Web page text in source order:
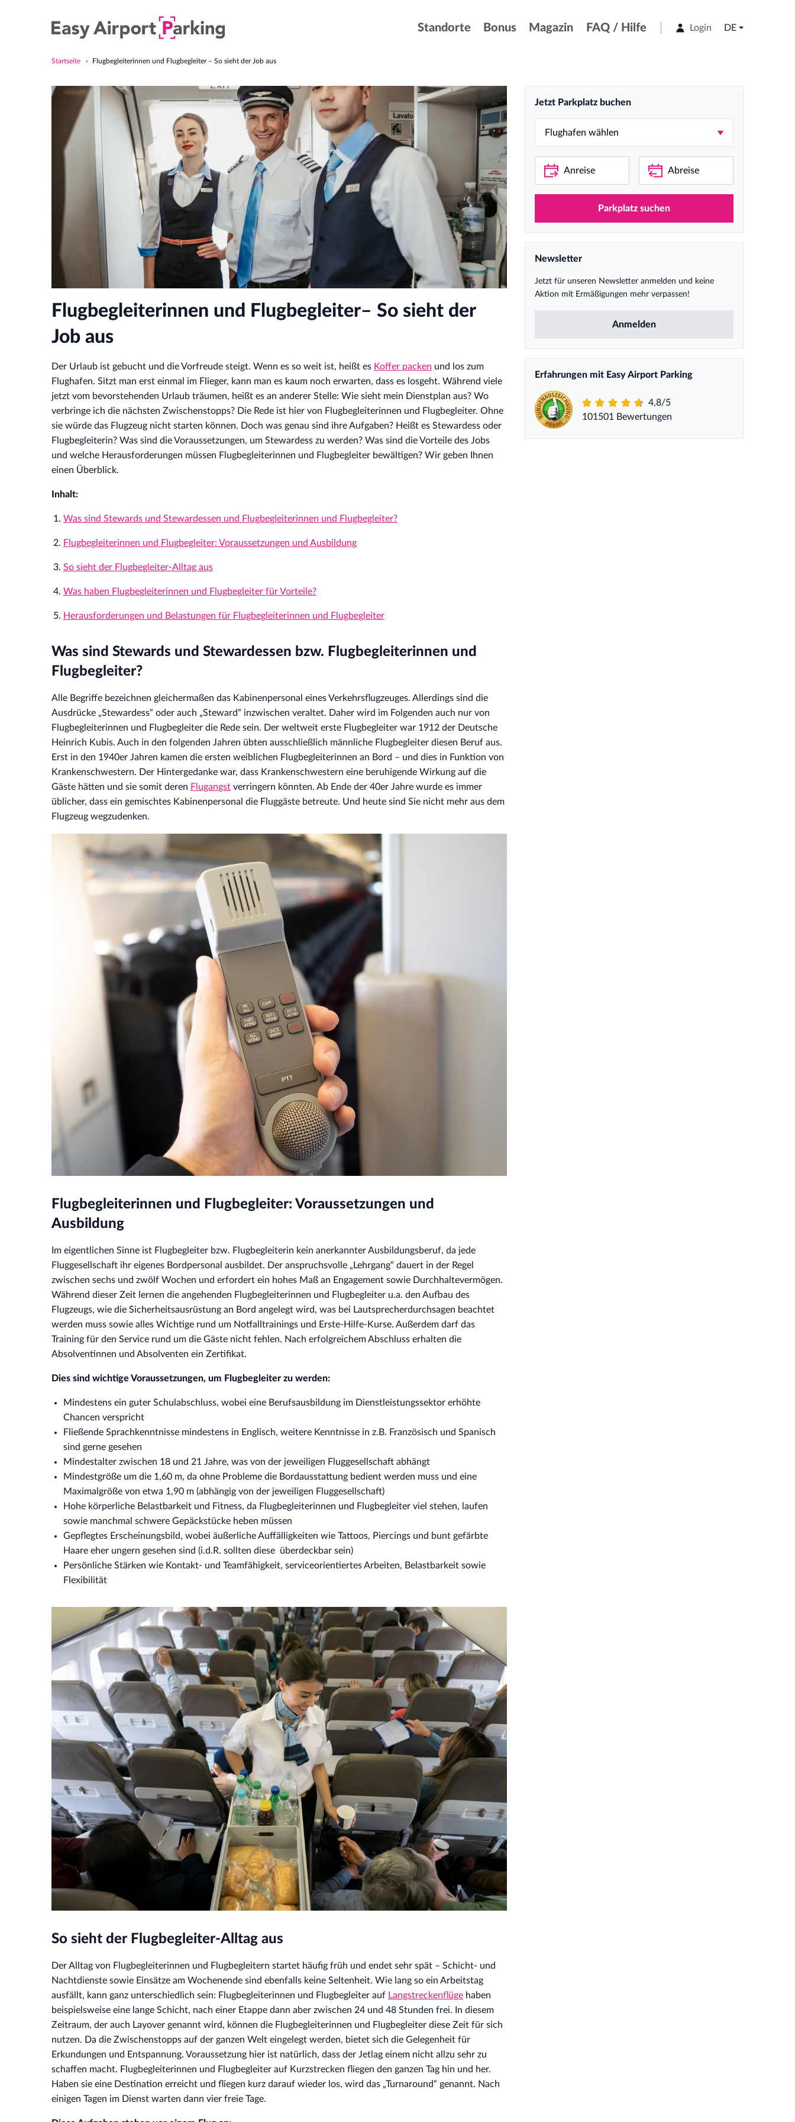
Standorte Bonus Magazin FAQ / Hilfe Login DE
Startseite Flugbegleiterinnen und Flugbegleiter – So sieht der Job aus
Flugbegleiterinnen und Flugbegleiter– So sieht der
Job aus
Der Urlaub ist gebucht und die Vorfreude steigt. Wenn es so weit ist, heißt es Koffer packen und los zum
Flughafen. Sitzt man erst einmal im Flieger, kann man es kaum noch erwarten, dass es losgeht. Während viele
jetzt vom bevorstehenden Urlaub träumen, heißt es an anderer Stelle: Wie sieht mein Dienstplan aus? Wo
verbringe ich die nächsten Zwischenstopps? Die Rede ist hier von Flugbegleiterinnen und Flugbegleiter. Ohne
sie würde das Flugzeug nicht starten können. Doch was genau sind ihre Aufgaben? Heißt es Stewardess oder
Flugbegleiterin? Was sind die Voraussetzungen, um Stewardess zu werden? Was sind die Vorteile des Jobs
und welche Herausforderungen müssen Flugbegleiterinnen und Flugbegleiter bewältigen? Wir geben Ihnen
einen Überblick.
Inhalt:
Was sind Stewards und Stewardessen und Flugbegleiterinnen und Flugbegleiter?
Flugbegleiterinnen und Flugbegleiter: Voraussetzungen und Ausbildung
So sieht der Flugbegleiter-Alltag aus
Was haben Flugbegleiterinnen und Flugbegleiter für Vorteile?
Herausforderungen und Belastungen für Flugbegleiterinnen und Flugbegleiter
Was sind Stewards und Stewardessen bzw. Flugbegleiterinnen und
Flugbegleiter?
Alle Begriffe bezeichnen gleichermaßen das Kabinenpersonal eines Verkehrsflugzeuges. Allerdings sind die
Ausdrücke „Stewardess“ oder auch „Steward“ inzwischen veraltet. Daher wird im Folgenden auch nur von
Flugbegleiterinnen und Flugbegleiter die Rede sein. Der weltweit erste Flugbegleiter war 1912 der Deutsche
Heinrich Kubis. Auch in den folgenden Jahren übten ausschließlich männliche Flugbegleiter diesen Beruf aus.
Erst in den 1940er Jahren kamen die ersten weiblichen Flugbegleiterinnen an Bord – und dies in Funktion von
Krankenschwestern. Der Hintergedanke war, dass Krankenschwestern eine beruhigende Wirkung auf die
Gäste hätten und sie somit deren Flugangst verringern könnten. Ab Ende der 40er Jahre wurde es immer
üblicher, dass ein gemischtes Kabinenpersonal die Fluggäste betreute. Und heute sind Sie nicht mehr aus dem
Flugzeug wegzudenken.
Flugbegleiterinnen und Flugbegleiter: Voraussetzungen und
Ausbildung
Im eigentlichen Sinne ist Flugbegleiter bzw. Flugbegleiterin kein anerkannter Ausbildungsberuf, da jede
Fluggesellschaft ihr eigenes Bordpersonal ausbildet. Der anspruchsvolle „Lehrgang“ dauert in der Regel
zwischen sechs und zwölf Wochen und erfordert ein hohes Maß an Engagement sowie Durchhaltevermögen.
Während dieser Zeit lernen die angehenden Flugbegleiterinnen und Flugbegleiter u.a. den Aufbau des
Flugzeugs, wie die Sicherheitsausrüstung an Bord angelegt wird, was bei Lautsprecherdurchsagen beachtet
werden muss sowie alles Wichtige rund um Notfalltrainings und Erste-Hilfe-Kurse. Außerdem darf das
Training für den Service rund um die Gäste nicht fehlen. Nach erfolgreichem Abschluss erhalten die
Absolventinnen und Absolventen ein Zertifikat.
Dies sind wichtige Voraussetzungen, um Flugbegleiter zu werden:
Mindestens ein guter Schulabschluss, wobei eine Berufsausbildung im Dienstleistungssektor erhöhte
Chancen verspricht
Fließende Sprachkenntnisse mindestens in Englisch, weitere Kenntnisse in z.B. Französisch und Spanisch
sind gerne gesehen
Mindestalter zwischen 18 und 21 Jahre, was von der jeweiligen Fluggesellschaft abhängt
Mindestgröße um die 1,60 m, da ohne Probleme die Bordausstattung bedient werden muss und eine
Maximalgröße von etwa 1,90 m (abhängig von der jeweiligen Fluggesellschaft)
Hohe körperliche Belastbarkeit und Fitness, da Flugbegleiterinnen und Flugbegleiter viel stehen, laufen
sowie manchmal schwere Gepäckstücke heben müssen
Gepflegtes Erscheinungsbild, wobei äußerliche Auffälligkeiten wie Tattoos, Piercings und bunt gefärbte
Haare eher ungern gesehen sind (i.d.R. sollten diese überdeckbar sein)
Persönliche Stärken wie Kontakt- und Teamfähigkeit, serviceorientiertes Arbeiten, Belastbarkeit sowie
Flexibilität
So sieht der Flugbegleiter-Alltag aus
Der Alltag von Flugbegleiterinnen und Flugbegleitern startet häufig früh und endet sehr spät – Schicht- und
Nachtdienste sowie Einsätze am Wochenende sind ebenfalls keine Seltenheit. Wie lang so ein Arbeitstag
ausfällt, kann ganz unterschiedlich sein: Flugbegleiterinnen und Flugbegleiter auf Langstreckenflüge haben
beispielsweise eine lange Schicht, nach einer Etappe dann aber zwischen 24 und 48 Stunden frei. In diesem
Zeitraum, der auch Layover genannt wird, können die Flugbegleiterinnen und Flugbegleiter diese Zeit für sich
nutzen. Da die Zwischenstopps auf der ganzen Welt eingelegt werden, bietet sich die Gelegenheit für
Erkundungen und Entspannung. Voraussetzung hier ist natürlich, dass der Jetlag einem nicht allzu sehr zu
schaffen macht. Flugbegleiterinnen und Flugbegleiter auf Kurzstrecken fliegen den ganzen Tag hin und her.
Haben sie eine Destination erreicht und fliegen kurz darauf wieder los, wird das „Turnaround“ genannt. Nach
einigen Tagen im Dienst warten dann vier freie Tage.
Jetzt Parkplatz buchen
Parkplatz suchen
Newsletter
Jetzt für unseren Newsletter anmelden und keine
Aktion mit Ermäßigungen mehr verpassen!
Anmelden
Erfahrungen mit Easy Airport Parking
4,8/5
101501 Bewertungen